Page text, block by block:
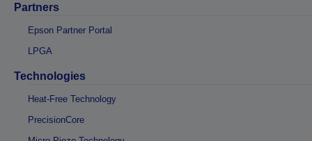
Partners
Epson Partner Portal
LPGA
Technologies
Heat-Free Technology
PrecisionCore